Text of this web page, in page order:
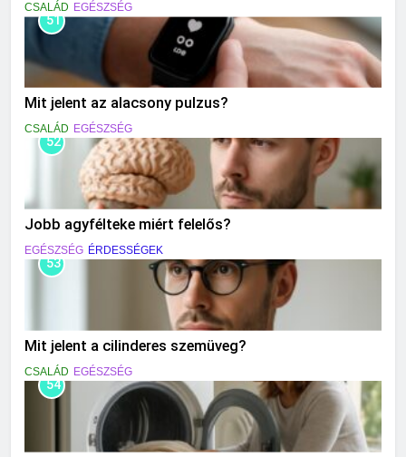
CSALÁD EGÉSZSÉG
51
Mit jelent az alacsony pulzus?
CSALÁD EGÉSZSÉG
52
Jobb agyfélteke miért felelős?
EGÉSZSÉG ÉRDESSÉGEK
53
Mit jelent a cilinderes szemüveg?
CSALÁD EGÉSZSÉG
54